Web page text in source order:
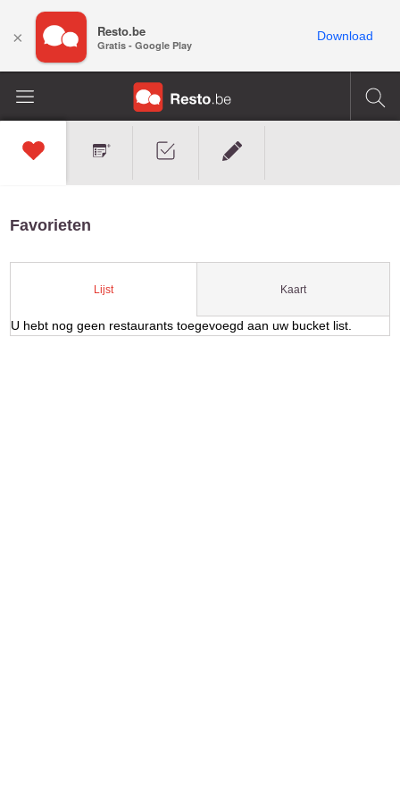
Favorieten
Lijst Kaart
U hebt nog geen restaurants toegevoegd aan uw bucket list.
× Resto.be
Gratis - Google Play
Download